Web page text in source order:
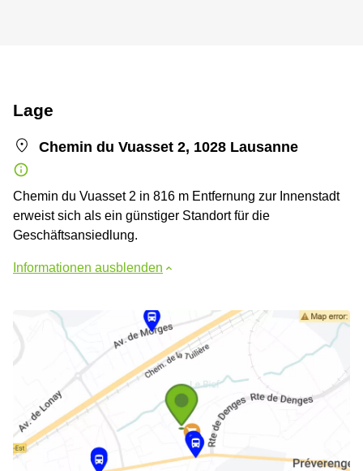
Lage
Chemin du Vuasset 2, 1028 Lausanne
Chemin du Vuasset 2 in 816 m Entfernung zur Innenstadt
erweist sich als ein günstiger Standort für die
Geschäftsansiedlung.
Informationen ausblenden